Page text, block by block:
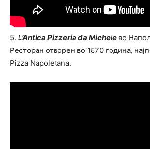
5. L’Antica Pizzeria da Michele во
Ресторан отворен во 1870 година,
Pizza Napoletana.